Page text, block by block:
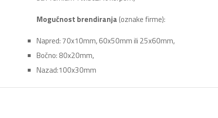
Mogućnost brendiranja(oznake firme):
Napred: 70x10mm, 60x50mm ili 25x60mm,
Bočno: 80x20mm,
Nazad:100x30mm